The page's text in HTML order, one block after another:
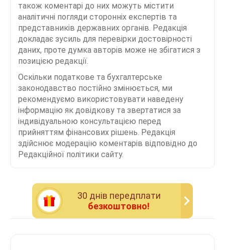
також коментарі до них можуть містити
аналітичні погляди сторонніх експертів та
представників державних органів. Редакція
докладає зусиль для перевірки достовірності
даних, проте думка авторів може не збігатися з
позицією редакції.
Оскільки податкове та бухгалтерське
законодавство постійно змінюється, ми
рекомендуємо використовувати наведену
інформацію як довідкову та звертатися за
індивідуальною консультацією перед
прийняттям фінансових рішень. Редакція
здійснює модерацію коментарів відповідно до
Редакційної політики сайту.
30 днiв передплати
безкоштовно!